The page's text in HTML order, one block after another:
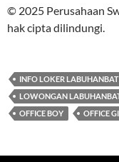
© 2025 Perusahaan
hak cipta dilindungi.
INFO LOKER
LOWONGAN
OFFICE BOY
OFFICE